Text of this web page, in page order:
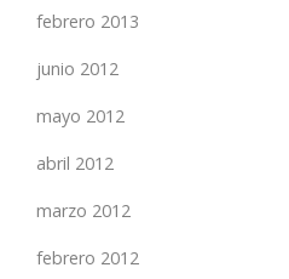
febrero 2013
junio 2012
mayo 2012
abril 2012
marzo 2012
febrero 2012